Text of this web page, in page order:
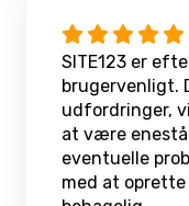
SITE123 er
brugervenligt.
udfordringer,
at være
eventuelle
med at oprette